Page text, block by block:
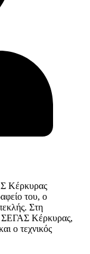
Κέρκυρας
του, ο
Στη
ΣΕΓΑΣ Κέρκυρας,
ο τεχνικός